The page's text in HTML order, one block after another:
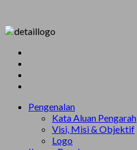
Pengenalan
Kata Aluan Pengarah
Visi, Misi & Objektif
Logo